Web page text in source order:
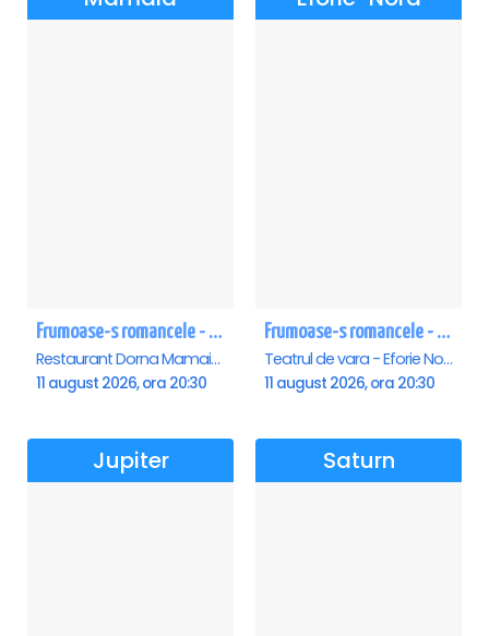
Frumoase-s romancele - Mamaia
Restaurant Dorna Mamaia, Mamaia
11 august 2026, ora 20:30
Frumoase-s romancele - Eforie Nord
Teatrul de vara - Eforie Nord, Eforie-Nord
11 august 2026, ora 20:30
Jupiter Saturn